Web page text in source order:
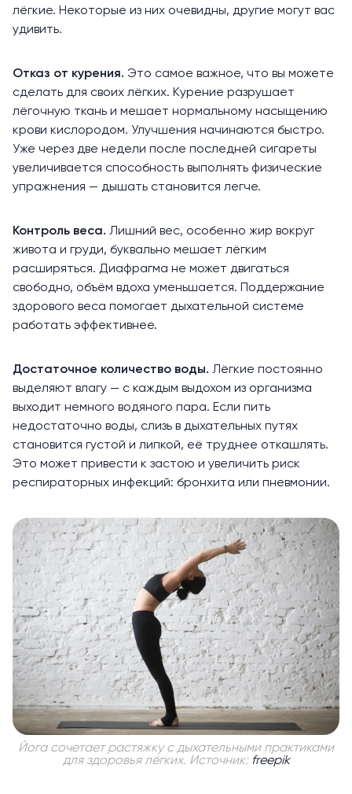
лёгкие. Некоторые из них очевидны, другие могут вас
удивить.
Отказ от курения. Это самое важное, что вы можете
сделать для своих лёгких. Курение разрушает
лёгочную ткань и мешает нормальному насыщению
крови кислородом. Улучшения начинаются быстро.
Уже через две недели после последней сигареты
увеличивается способность выполнять физические
упражнения — дышать становится легче.
Контроль веса. Лишний вес, особенно жир вокруг
живота и груди, буквально мешает лёгким
расширяться. Диафрагма не может двигаться
свободно, объём вдоха уменьшается. Поддержание
здорового веса помогает дыхательной системе
работать эффективнее.
Достаточное количество воды. Лёгкие постоянно
выделяют влагу — с каждым выдохом из организма
выходит немного водяного пара. Если пить
недостаточно воды, слизь в дыхательных путях
становится густой и липкой, её труднее откашлять.
Это может привести к застою и увеличить риск
респираторных инфекций: бронхита или пневмонии.
Йога сочетает растяжку с дыхательными практиками
для здоровья лёгких. Источник: freepik